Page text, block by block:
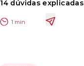
14 dúvidas explicadas
1 min